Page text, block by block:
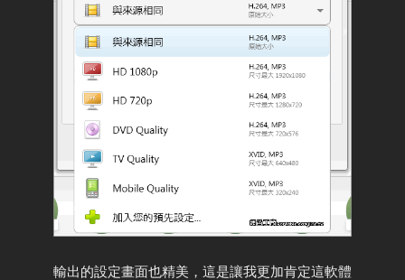
輸出的設定畫面也精美，這是讓我更加肯定這軟體